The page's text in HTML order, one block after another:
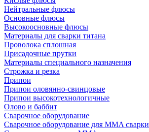
Нейтральные флюсы
Основные флюсы
Высокоосновные флюсы
Материалы для сварки титана
Проволока сплошная
Присадочные прутки
Материалы специального назначения
Строжка и резка
Припои
Припои оловянно-свинцовые
Припои высокотехнологичные
Олово и баббит
Сварочное оборудование
Сварочное оборудование для MMA сварки